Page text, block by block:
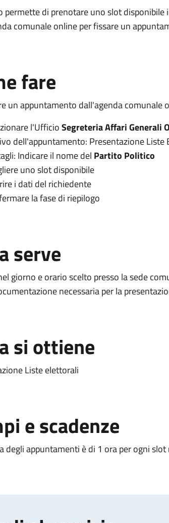
permette di prenotare uno slot disponibile
comunale online per fissare un
fare
un appuntamento dall'agenda comunale
l'UfficioSegreteria Affari Generali
dell'appuntamento: Presentazione Liste
Indicare il nome del Partito Politico
uno slot disponibile
i dati del richiedente
la fase di riepilogo
serve
giorno e orario scelto presso la sede
necessaria per la
si ottiene
Liste elettorali
e scadenze
degli appuntamenti è di 1 ora per ogni